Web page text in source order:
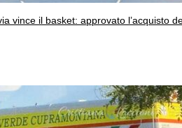
vince il basket: approvato l’acquisto